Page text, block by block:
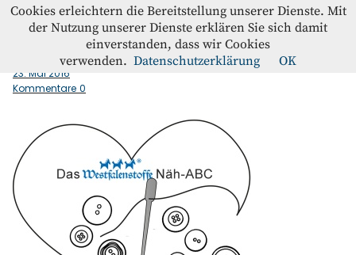
Westfalenstoffe-Blog
Kontakt
InstagramFacebook
Naeh_ABC
23. Mai 2016
Kommentare 0
Cookies erleichtern die Bereitstellung unserer Dienste. Mit
der Nutzung unserer Dienste erklären Sie sich damit
einverstanden, dass wir Cookies
verwenden. Datenschutzerklärung OK